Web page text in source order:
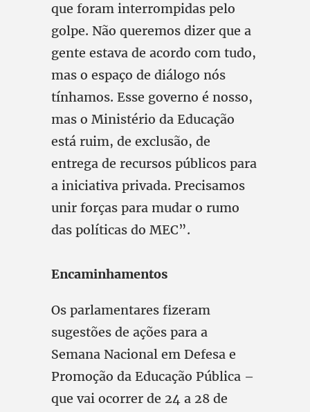
que foram interrompidas pelo
golpe. Não queremos dizer que a
gente estava de acordo com tudo,
mas o espaço de diálogo nós
tínhamos. Esse governo é nosso,
mas o Ministério da Educação
está ruim, de exclusão, de
entrega de recursos públicos para
a iniciativa privada. Precisamos
unir forças para mudar o rumo
das políticas do MEC”.
Encaminhamentos
Os parlamentares fizeram
sugestões de ações para a
Semana Nacional em Defesa e
Promoção da Educação Pública –
que vai ocorrer de 24 a 28 de